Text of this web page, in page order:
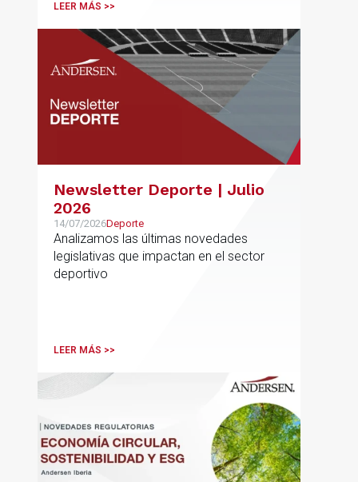
LEER MÁS >>
Newsletter Deporte | Julio
2026
14/07/2026Deporte
Analizamos las últimas novedades
legislativas que impactan en el sector
deportivo
LEER MÁS >>